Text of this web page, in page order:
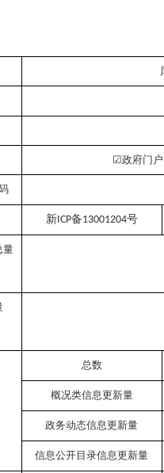
☑政府
新ICP备13001204号
量
总数
概况类信息更新量
政务动态信息更新量
信息公开目录信息更新量